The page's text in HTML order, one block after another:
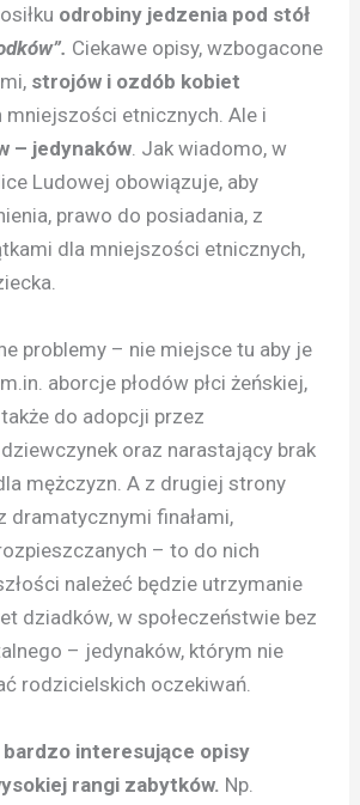
odrobiny jedzenia pod stół
Ciekawe opisy, wzbogacone
strojów i ozdób kobiet
etnicznych. Ale i
– jedynaków. Jak wiadomo, w
Ludowej obowiązuje, aby
prawo do posiadania, z
dla mniejszości etnicznych,
problemy – nie miejsce tu aby je
aborcje płodów płci żeńskiej,
do adopcji przez
oraz narastający brak
mężczyzn. A z drugiej strony
dramatycznymi finałami,
– to do nich
należeć będzie utrzymanie
dziadków, w społeczeństwie bez
– jedynaków, którym nie
rodzicielskich oczekiwań.
bardzo interesujące opisy
rangi zabytków. Np.